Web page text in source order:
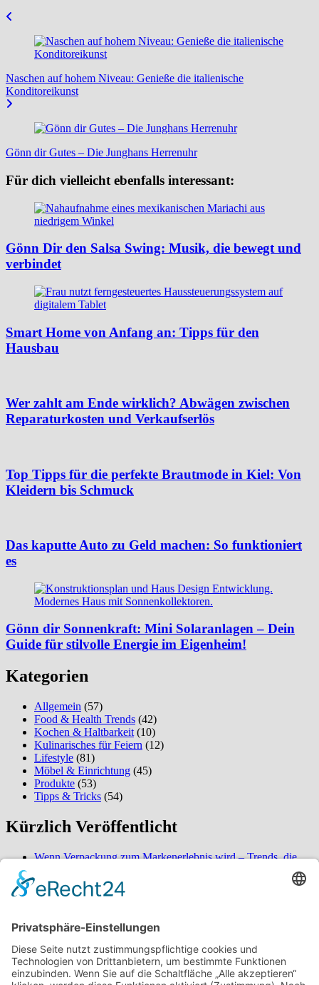
Beitragsnavigation
Naschen auf hohem Niveau: Genieße die italienische
Konditoreikunst
Gönn dir Gutes – Die Junghans Herrenuhr
Für dich vielleicht ebenfalls interessant:
Gönn Dir den Salsa Swing: Musik, die bewegt und
verbindet
Smart Home von Anfang an: Tipps für den
Hausbau
Wer zahlt am Ende wirklich? Abwägen zwischen
Reparaturkosten und Verkaufserlös
Top Tipps für die perfekte Brautmode in Kiel: Von
Kleidern bis Schmuck
Das kaputte Auto zu Geld machen: So funktioniert
es
Gönn dir Sonnenkraft: Mini Solaranlagen – Dein
Guide für stilvolle Energie im Eigenheim!
Kategorien
Allgemein (57)
Food & Health Trends (42)
Kochen & Haltbarkeit (10)
Kulinarisches für Feiern (12)
Lifestyle (81)
Möbel & Einrichtung (45)
Produkte (53)
Tipps & Tricks (54)
Kürzlich Veröffentlicht
Wenn Verpackung zum Markenerlebnis wird – Trends, die
So verwandeln Sie Ihren Außenbereich in eine ordentliche
Oase – überraschende Gestaltungsideen für mehr Komfort
Sie den Unterschied bei digitaler Buchung und naturnaher
Umgebung
Über mich